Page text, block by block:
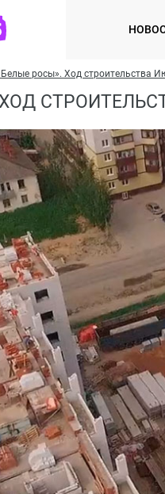
росы». Ход строительства